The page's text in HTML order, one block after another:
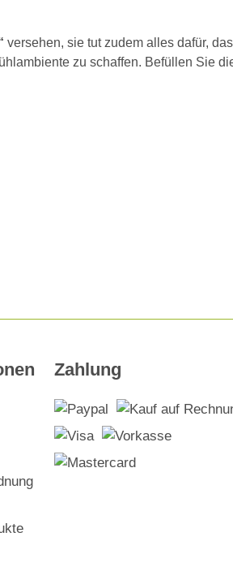
versehen, sie tut zudem alles dafür,
zu schaffen. Befüllen Sie
Zahlung